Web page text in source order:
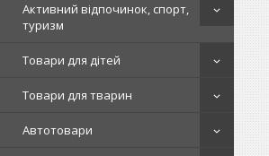
Активний відпочинок, спорт,
туризм
Товари для дітей
Товари для тварин
Автотовари